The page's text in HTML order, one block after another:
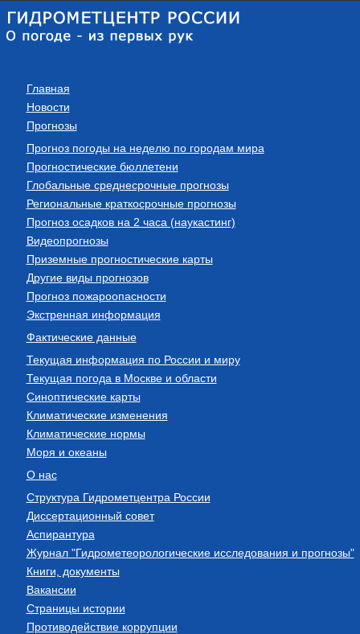
Главная
Новости
Прогнозы
Прогноз погоды на неделю по городам мира
Прогностические бюллетени
Глобальные среднесрочные прогнозы
Региональные краткосрочные прогнозы
Прогноз осадков на 2 часа (наукастинг)
Видеопрогнозы
Приземные прогностические карты
Другие виды прогнозов
Прогноз пожароопасности
Экстренная информация
Фактические данные
Текущая информация по России и миру
Текущая погода в Москве и области
Синоптические карты
Климатические изменения
Климатические нормы
Моря и океаны
О нас
Структура Гидрометцентра России
Диссертационный совет
Аспирантура
Журнал "Гидрометеорологические исследования и прогнозы"
Книги, документы
Вакансии
Страницы истории
Противодействие коррупции